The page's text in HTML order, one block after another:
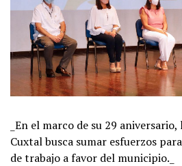
_En el marco de su 29
Cuxtal busca sumar esfuerzos
de trabajo a favor del municipio._